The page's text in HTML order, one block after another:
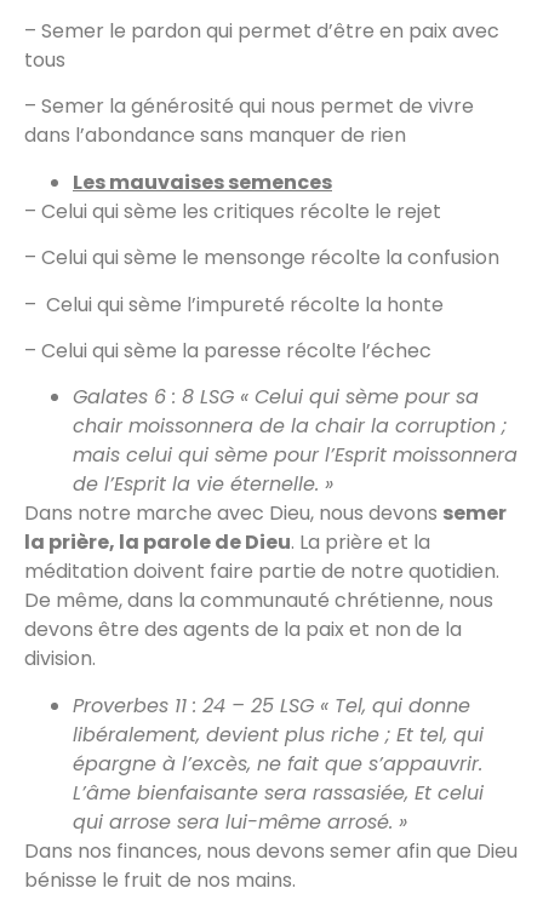
– Semer le pardon qui permet d’être en paix avec
tous
– Semer la générosité qui nous permet de vivre
dans l’abondance sans manquer de rien
Les mauvaises semences
– Celui qui sème les critiques récolte le rejet
– Celui qui sème le mensonge récolte la confusion
– Celui qui sème l’impureté récolte la honte
– Celui qui sème la paresse récolte l’échec
Galates 6 : 8 LSG « Celui qui sème pour sa
chair moissonnera de la chair la corruption ;
mais celui qui sème pour l’Esprit moissonnera
de l’Esprit la vie éternelle. »
Dans notre marche avec Dieu, nous devons semer
la prière, la parole de Dieu. La prière et la
méditation doivent faire partie de notre quotidien.
De même, dans la communauté chrétienne, nous
devons être des agents de la paix et non de la
division.
Proverbes 11 : 24 – 25 LSG « Tel, qui donne
libéralement, devient plus riche ; Et tel, qui
épargne à l’excès, ne fait que s’appauvrir.
L’âme bienfaisante sera rassasiée, Et celui
qui arrose sera lui-même arrosé. »
Dans nos finances, nous devons semer afin que Dieu
bénisse le fruit de nos mains.